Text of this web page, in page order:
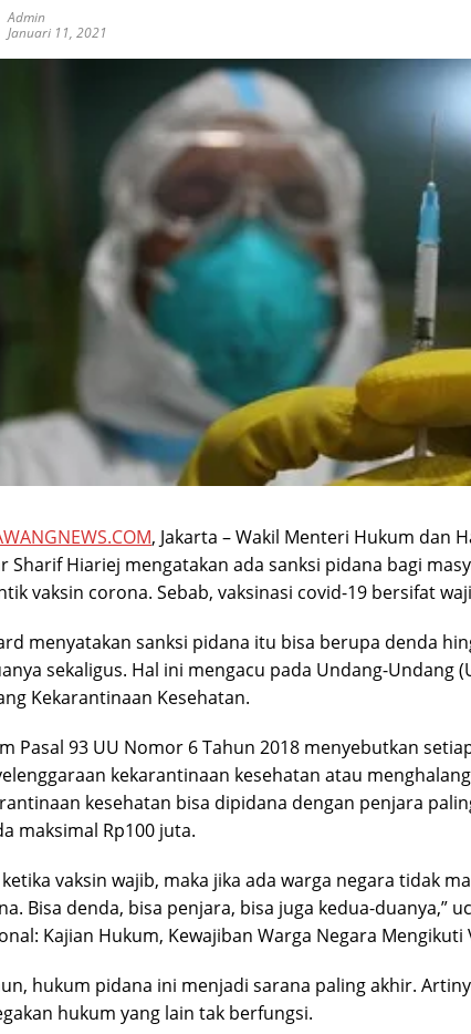
Admin
Januari 11, 2021
, Jakarta – Wakil Menteri Hukum dan
Sharif Hiariej mengatakan ada sanksi pidana bagi
vaksin corona. Sebab, vaksinasi covid-19 bersifat
menyatakan sanksi pidana itu bisa berupa denda
sekaligus. Hal ini mengacu pada Undang-Undang
Kekarantinaan Kesehatan.
Pasal 93 UU Nomor 6 Tahun 2018 menyebutkan
kekarantinaan kesehatan atau
kesehatan bisa dipidana dengan penjara
maksimal Rp100 juta.
ketika vaksin wajib, maka jika ada warga negara tidak
Bisa denda, bisa penjara, bisa juga kedua-duanya,”
Kajian Hukum, Kewajiban Warga Negara Mengikuti
hukum pidana ini menjadi sarana paling akhir.
hukum yang lain tak berfungsi.